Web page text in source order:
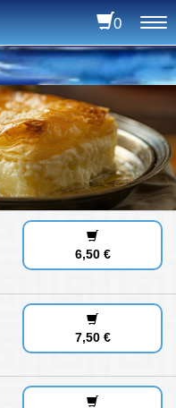
0
6,50 €
7,50 €